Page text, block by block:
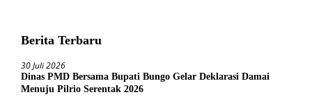
Berita Terbaru
30 Juli 2026
Dinas PMD Bersama Bupati Bungo Gelar Deklarasi Damai
Menuju Pilrio Serentak 2026